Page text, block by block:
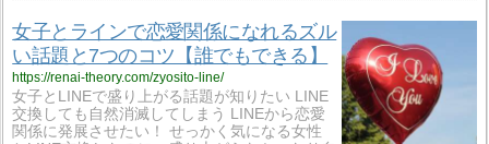
女子とラインで恋愛関係になれるズル
い話題と7つのコツ【誰でもできる】
https://renai-theory.com/zyosito-line/
女子とLINEで盛り上がる話題が知りたい LINE
交換しても自然消滅してしまう LINEから恋愛
関係に発展させたい！ せっかく気になる女性